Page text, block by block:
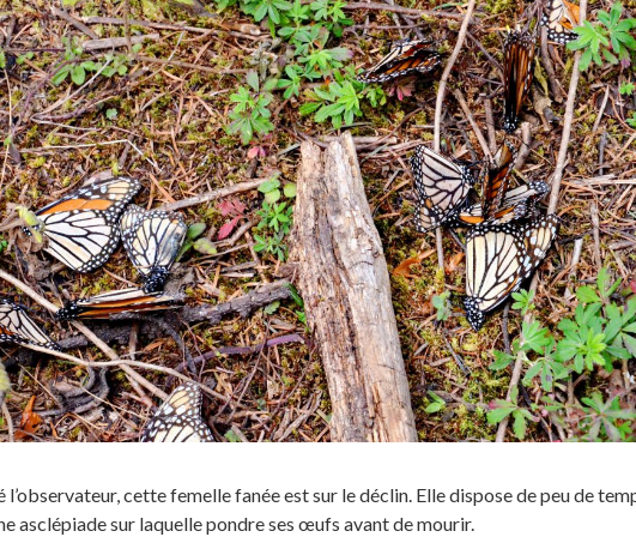
l’observateur, cette femelle fanée est sur le déclin. Elle dispose de peu de
asclépiade sur laquelle pondre ses œufs avant de mourir.